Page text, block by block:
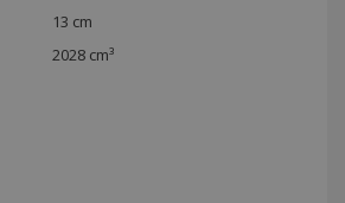
13 cm
2028 cm³